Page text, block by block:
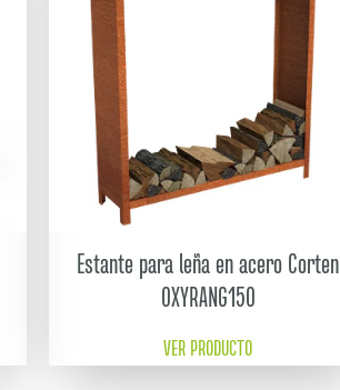
Estante para leña en acero Corten
OXYRANG150
VER PRODUCTO